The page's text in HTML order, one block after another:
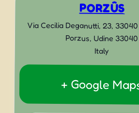
PORZÛS
Via Cecilia Deganutti, 23,
Porzus, Udine 33040
Italy
+ Google